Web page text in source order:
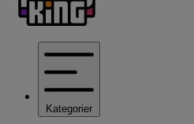
Kategorier